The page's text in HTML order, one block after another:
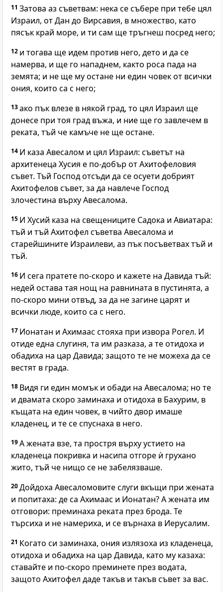
11 Затова аз съветвам: нека се събере при тебе цял
Израил, от Дан до Вирсавия, в множество, като
пясък край море, и ти сам ще тръгнеш посред него;
12 и тогава ще идем против него, дето и да се
намерва, и ще го нападнем, както роса пада на
земята; и не ще му остане ни един човек от всички
ония, които са с него;
13ако пък влезе в някой град, то цял Израил ще
донесе при тоя град въжа, и ние ще го завлечем в
реката, тъй че камъче не ще остане.
14 И каза Авесалом и цял Израил: съветът на
архитенеца Хусия е по-добър от Ахитофеловия
съвет. Тъй Господ отсъди да се осуети добрият
Ахитофелов съвет, за да навлече Господ
злочестина върху Авесалома.
15 И Хусий каза на свещениците Садока и Авиатара:
тъй и тъй Ахитофел съветва Авесалома и
старейшините Израилеви, аз пък посъветвах тъй и
тъй.
16 И сега пратете по-скоро и кажете на Давида тъй:
недей остава тая нощ на равнината в пустинята, а
по-скоро мини отвъд, за да не загине царят и
всички люде, които са с него.
17 Ионатан и Ахимаас стояха при извора Рогел. И
отиде една слугиня, та им разказа, а те отидоха и
обадиха на цар Давида; защото те не можеха да се
вестят в града.
18 Видя ги един момък и обади на Авесалома; но те
и двамата скоро заминаха и отидоха в Бахурим, в
къщата на един човек, в чийто двор имаше
кладенец, и те се спуснаха в него.
19А жената взе, та простря върху устието на
кладенеца покривка и насипа отгоре ѝ грухано
жито, тъй че нищо се не забелязваше.
20Дойдоха Авесаломовите слуги вкъщи при жената
и попитаха: де са Ахимаас и Ионатан? А жената им
отговори: преминаха реката през брода. Те
търсиха и не намериха, и се върнаха в Иерусалим.
21 Когато си заминаха, ония излязоха из кладенеца,
отидоха и обадиха на цар Давида, като му казаха:
ставайте и по-скоро преминете през водата,
защото Ахитофел даде такъв и такъв съвет за вас.